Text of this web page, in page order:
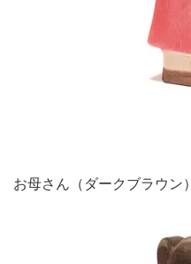
お母さん（ダークブラウン）